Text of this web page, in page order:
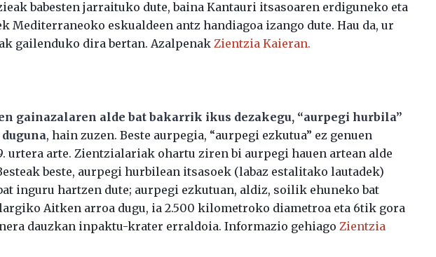
babesten jarraituko dute, baina Kantauri itsasoaren erdiguneko eta
Mediterraneoko eskualdeen antz handiagoa izango dute. Hau da, ur
gailenduko dira bertan. AzalpenakZientzia Kaieran.
gainazalaren alde bat bakarrik ikus dezakegu, “aurpegi hurbila”
, hain zuzen. Beste aurpegia, “aurpegi ezkutua” ez genuen
urtera arte. Zientzialariak ohartu ziren bi aurpegi hauen artean alde
beste, aurpegi hurbilean itsasoek (labaz estalitako lautadek)
inguru hartzen dute; aurpegi ezkutuan, aldiz, soilik ehuneko bat
Aitken arroa dugu, ia 2.500 kilometroko diametroa eta 6tik gora
dauzkan inpaktu-krater erraldoia. Informazio gehiagoZientzia